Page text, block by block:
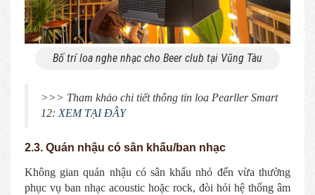
Bố trí loa nghe nhạc cho Beer club tại Vũng Tàu
>>> Tham khảo chi tiết thông tin loa Pearller Smart
12: XEM TẠI ĐÂY
2.3. Quán nhậu có sân khấu/ban nhạc
Không gian quán nhậu có sân khấu nhỏ đến vừa thường
phục vụ ban nhạc acoustic hoặc rock, đòi hỏi hệ thống âm